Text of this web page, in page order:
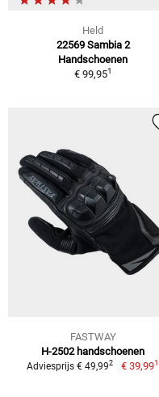
Held
22569 Sambia 2
Handschoenen
€ 99,951
FASTWAY
H-2502 handschoenen
Adviesprijs € 49,992 € 39,991